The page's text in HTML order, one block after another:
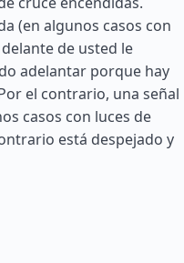
(en algunos casos con
de usted le
adelantar porque hay
el contrario, una señal
casos con luces de
está despejado y